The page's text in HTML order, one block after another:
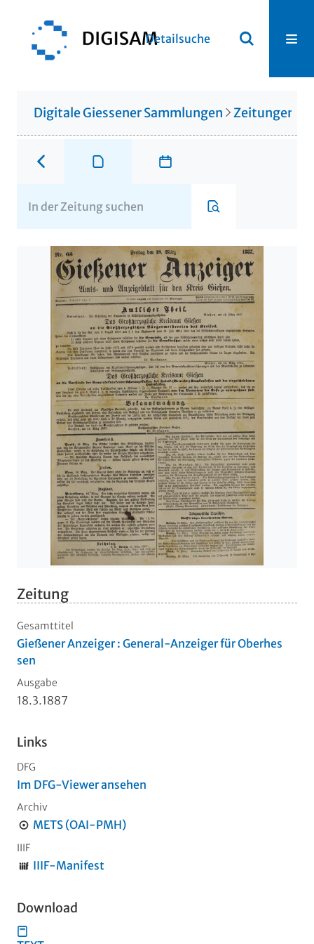
Detailsuche
Digitale Giessener Sammlungen Zeitungen
Zeitung
Gesamttitel
Gießener Anzeiger : General-Anzeiger für Oberhes
sen
Ausgabe
18.3.1887
Links
DFG
Im DFG-Viewer ansehen
Archiv
METS (OAI-PMH)
IIIF
IIIF-Manifest
Download